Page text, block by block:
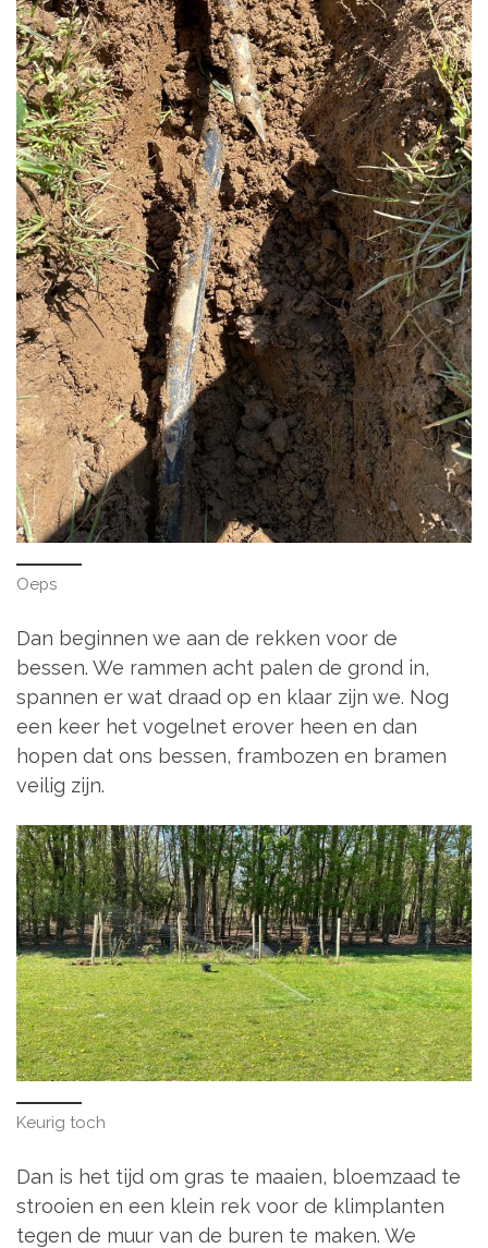
Oeps
Dan beginnen we aan de rekken voor de
bessen. We rammen acht palen de grond in,
spannen er wat draad op en klaar zijn we. Nog
een keer het vogelnet erover heen en dan
hopen dat ons bessen, frambozen en bramen
veilig zijn.
Keurig toch
Dan is het tijd om gras te maaien, bloemzaad te
strooien en een klein rek voor de klimplanten
tegen de muur van de buren te maken. We